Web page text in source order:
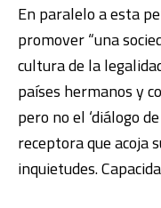
En paralelo a esta
promover “una
cultura de la
países hermanos y
pero no el ‘diálogo
receptora que acoja
inquietudes.